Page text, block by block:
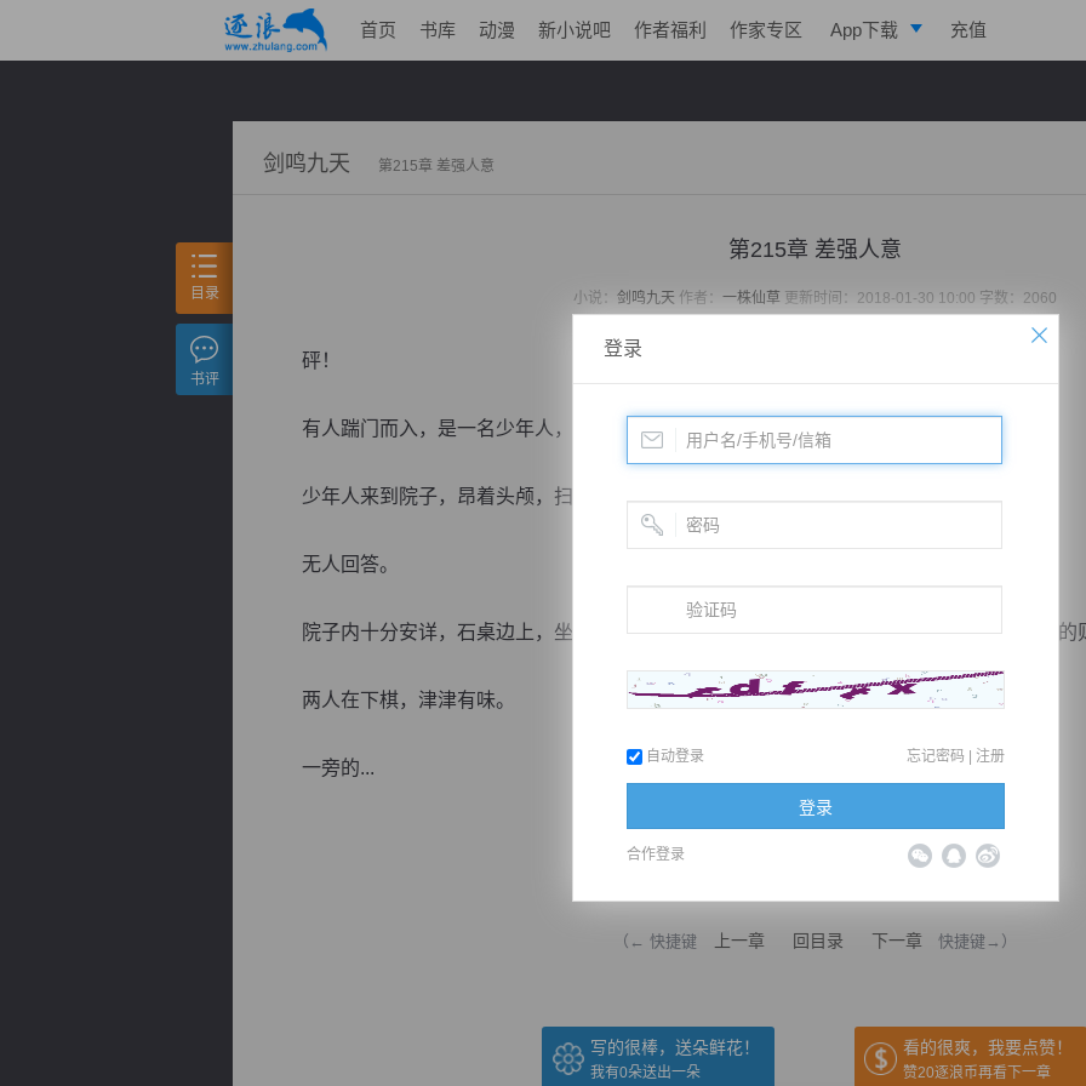
首页 书库 动漫 新小说吧 作者福利 作家专区 App下载 充值
剑鸣九天 第215章 差强人意
第215章 差强人意
小说： 剑鸣九天 作者： 一株仙草 更新时间：2018-01-30 10:00 字数：2060
砰！
有人踹门而入，是一名少年人，锦衣身着，眉清目秀，但眼神却很阴冷。
少年人来到院子，昂着头颅，扫过院子，淡漠的开口：“谁是李逸？”
无人回答。
院子内十分安详，石桌边上，坐着一老一少，老的也不是很老，约莫四五十岁左右，年少的
两人在下棋，津津有味。
一旁的...
（← 快捷键 上一章 回目录 下一章 快捷键→）
写的很棒，送朵鲜花！
我有0朵送出一朵
看的很爽，我要点赞！
赞20逐浪币再看下一章
目录
书评
登录
自动登录 忘记密码 | 注册
登录
合作登录